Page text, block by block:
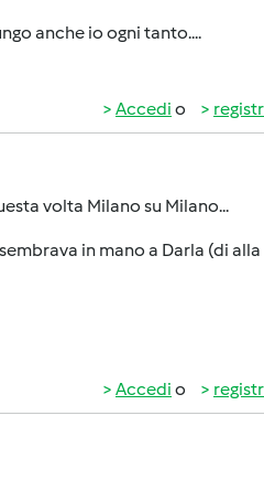
anche io ogni tanto....
Accedi o
volta Milano su Milano...
in mano a Darla (di
Accedi o